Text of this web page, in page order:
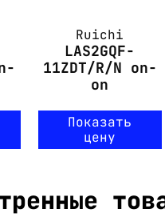
Ruichi
LAS2GQF-
11ZDT/R/N on-
on
Показать
цену